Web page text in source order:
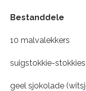
Bestanddele
10 malvalekkers
suigstokkie-stokkies
geel sjokolade